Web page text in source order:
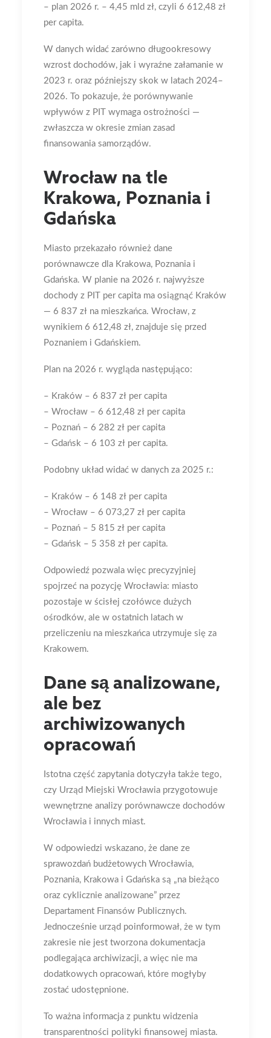
– plan 2026 r. – 4,45 mld zł, czyli 6 612,48 zł
per capita.
W danych widać zarówno długookresowy
wzrost dochodów, jak i wyraźne załamanie w
2023 r. oraz późniejszy skok w latach 2024–
2026. To pokazuje, że porównywanie
wpływów z PIT wymaga ostrożności —
zwłaszcza w okresie zmian zasad
finansowania samorządów.
Wrocław na tle
Krakowa, Poznania i
Gdańska
Miasto przekazało również dane
porównawcze dla Krakowa, Poznania i
Gdańska. W planie na 2026 r. najwyższe
dochody z PIT per capita ma osiągnąć Kraków
— 6 837 zł na mieszkańca. Wrocław, z
wynikiem 6 612,48 zł, znajduje się przed
Poznaniem i Gdańskiem.
Plan na 2026 r. wygląda następująco:
– Kraków – 6 837 zł per capita
– Wrocław – 6 612,48 zł per capita
– Poznań – 6 282 zł per capita
– Gdańsk – 6 103 zł per capita.
Podobny układ widać w danych za 2025 r.:
– Kraków – 6 148 zł per capita
– Wrocław – 6 073,27 zł per capita
– Poznań – 5 815 zł per capita
– Gdańsk – 5 358 zł per capita.
Odpowiedź pozwala więc precyzyjniej
spojrzeć na pozycję Wrocławia: miasto
pozostaje w ścisłej czołówce dużych
ośrodków, ale w ostatnich latach w
przeliczeniu na mieszkańca utrzymuje się za
Krakowem.
Dane są analizowane,
ale bez
archiwizowanych
opracowań
Istotna część zapytania dotyczyła także tego,
czy Urząd Miejski Wrocławia przygotowuje
wewnętrzne analizy porównawcze dochodów
Wrocławia i innych miast.
W odpowiedzi wskazano, że dane ze
sprawozdań budżetowych Wrocławia,
Poznania, Krakowa i Gdańska są „na bieżąco
oraz cyklicznie analizowane” przez
Departament Finansów Publicznych.
Jednocześnie urząd poinformował, że w tym
zakresie nie jest tworzona dokumentacja
podlegająca archiwizacji, a więc nie ma
dodatkowych opracowań, które mogłyby
zostać udostępnione.
To ważna informacja z punktu widzenia
transparentności polityki finansowej miasta.